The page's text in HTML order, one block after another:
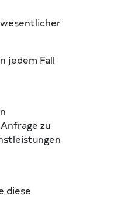
jedem Fall
zu
diese